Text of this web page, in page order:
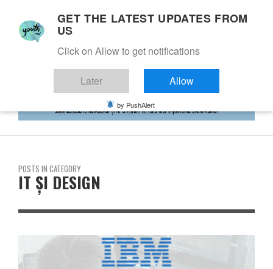
POSTS IN CATEGORY
IT ȘI DESIGN
GET THE LATEST UPDATES FROM
US
Click on Allow to get notifications
Later Allow
by PushAlert